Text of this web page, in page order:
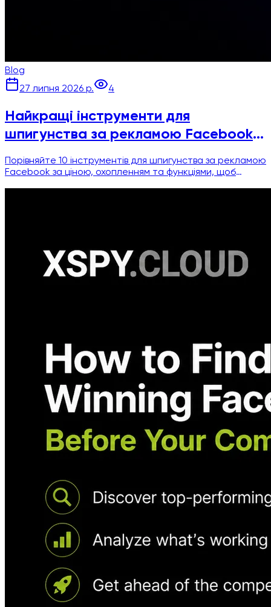
Blog
27 липня 2026 р.
4
Найкращі інструменти для
шпигунства за рекламою Facebook:
Порівняйте 10 інструментів для шпигунства за рекламою
Facebook за ціною, охопленням та функціями, щоб